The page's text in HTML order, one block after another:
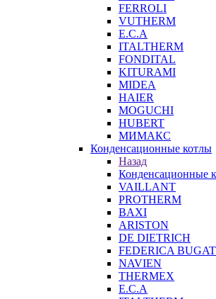
FERROLI
VUTHERM
E.C.A
ITALTHERM
FONDITAL
KITURAMI
MIDEA
HAIER
MOGUCHI
HUBERT
МИМАКС
Конденсационные котлы
Назад
Конденсационные
VAILLANT
PROTHERM
BAXI
ARISTON
DE DIETRICH
FEDERICA
NAVIEN
THERMEX
E.C.A